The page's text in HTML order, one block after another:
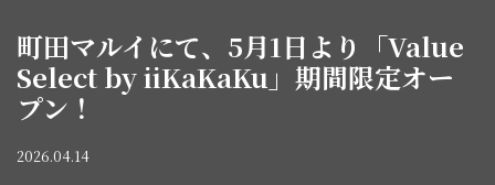
へ
ス
キ
ッ
プ
町田マルイにて、5月1日より「Value
Select by iiKaKaKu」期間限定オー
プン！
2026.04.14